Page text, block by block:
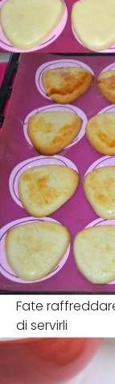
Fate
di servirli